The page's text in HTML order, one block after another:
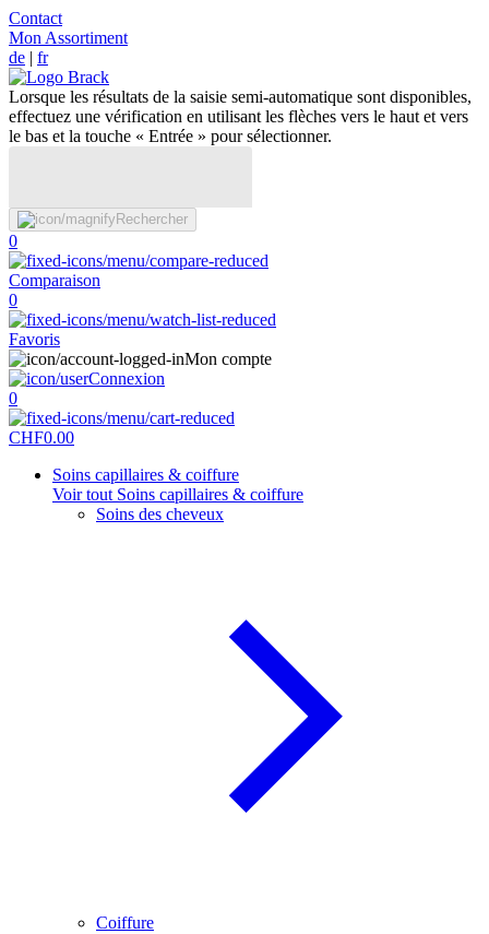
Contact
Mon Assortiment
de | fr
Lorsque les résultats de la saisie semi-automatique sont disponibles,
effectuez une vérification en utilisant les flèches vers le haut et vers
le bas et la touche « Entrée » pour sélectionner.
Rechercher
0
Comparaison
0
Favoris
Mon compte
Connexion
0
CHF0.00
Soins capillaires & coiffure
Voir tout Soins capillaires & coiffure
Soins des cheveux
Coiffure